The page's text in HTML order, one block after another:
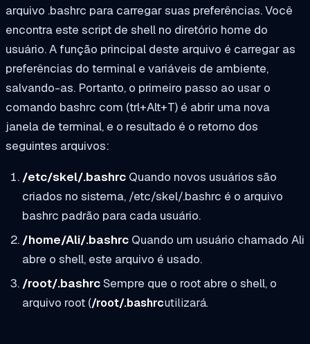
arquivo .bashrc para carregar suas preferências. Você
encontra este script de shell no diretório home do
usuário. A função principal deste arquivo é carregar as
preferências do terminal e variáveis de ambiente,
salvando-as. Portanto, o primeiro passo ao usar o
comando bashrc com (trl+Alt+T) é abrir uma nova
janela de terminal, e o resultado é o retorno dos
seguintes arquivos:
/etc/skel/.bashrc Quando novos usuários são
criados no sistema, /etc/skel/.bashrc é o arquivo
bashrc padrão para cada usuário.
/home/Ali/.bashrc Quando um usuário chamado Ali
abre o shell, este arquivo é usado.
/root/.bashrcSempre que o root abre o shell, o
arquivo root (/root/.bashrcutilizará.